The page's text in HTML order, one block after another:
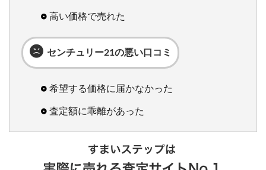
高い価格で売れた
センチュリー21の悪い口コミ
希望する価格に届かなかった
査定額に乖離があった